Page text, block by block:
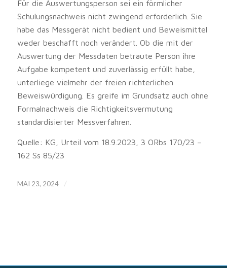
Für die Auswertungsperson sei ein förmlicher
Schulungsnachweis nicht zwingend erforderlich. Sie
habe das Messgerät nicht bedient und Beweismittel
weder beschafft noch verändert. Ob die mit der
Auswertung der Messdaten betraute Person ihre
Aufgabe kompetent und zuverlässig erfüllt habe,
unterliege vielmehr der freien richterlichen
Beweiswürdigung. Es greife im Grundsatz auch ohne
Formalnachweis die Richtigkeitsvermutung
standardisierter Messverfahren.
Quelle: KG, Urteil vom 18.9.2023, 3 ORbs 170/23 –
162 Ss 85/23
MAI 23, 2024 /